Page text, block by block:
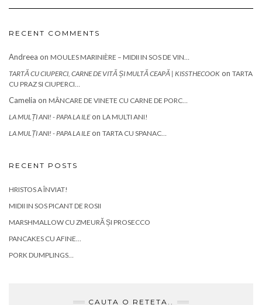
RECENT COMMENTS
Andreea on MOULES MARINIÈRE – MIDII IN SOS DE VIN…
TARTĂ CU CIUPERCI, CARNE DE VITĂ ȘI MULTĂ CEAPĂ | KISSTHECOOK on TARTA
CU PRAZ SI CIUPERCI…
Camelia on MÂNCARE DE VINETE CU CARNE DE PORC…
LA MULȚI ANI! - PAPA LA ILEon LA MULTI ANI!
LA MULȚI ANI! - PAPA LA ILEon TARTA CU SPANAC…
RECENT POSTS
HRISTOS A ÎNVIAT!
MIDII IN SOS PICANT DE ROSII
MARSHMALLOW CU ZMEURĂ ȘI PROSECCO
PANCAKES CU AFINE…
PORK DUMPLINGS…
CAUTA O RETETA..